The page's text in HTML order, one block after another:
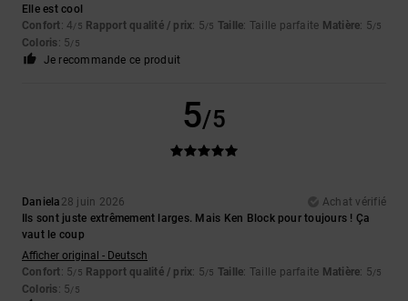
Elle est cool
Confort: 4/5 Rapport qualité / prix: 5/5 Taille: Taille parfaite Matière: 5/5
Coloris: 5/5
Je recommande ce produit
5/5
Daniela 28 juin 2026
Achat vérifié
Ils sont juste extrêmement larges. Mais Ken Block pour toujours ! Ça
vaut le coup
Afficher original - Deutsch
Confort: 5/5 Rapport qualité / prix: 5/5 Taille: Taille parfaite Matière: 5/5
Coloris: 5/5